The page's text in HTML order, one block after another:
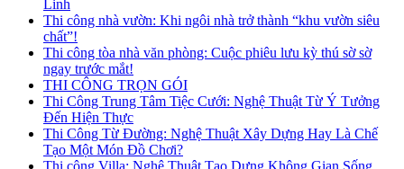
Linh
Thi công nhà vườn: Khi ngôi nhà trở thành “khu vườn siêu
chất”!
Thi công tòa nhà văn phòng: Cuộc phiêu lưu kỳ thú sờ sờ
ngay trước mắt!
THI CÔNG TRỌN GÓI
Thi Công Trung Tâm Tiệc Cưới: Nghệ Thuật Từ Ý Tưởng
Đến Hiện Thực
Thi Công Từ Đường: Nghệ Thuật Xây Dựng Hay Là Chế
Tạo Một Món Đồ Chơi?
Thi công Villa: Nghệ Thuật Tạo Dựng Không Gian Sống